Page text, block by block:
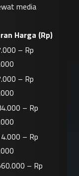
media
Harga (Rp)
– Rp
– Rp
– Rp
– Rp
– Rp